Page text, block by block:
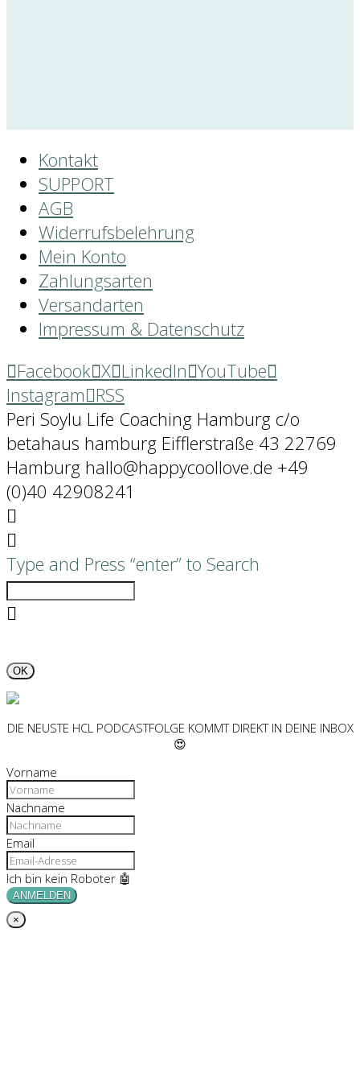
Kontakt
SUPPORT
AGB
Widerrufsbelehrung
Mein Konto
Zahlungsarten
Versandarten
Impressum & Datenschutz
Facebook X LinkedIn YouTube
Instagram RSS
Peri Soylu Life Coaching Hamburg c/o
betahaus hamburg Eifflerstraße 43 22769
Hamburg hallo@happycoollove.de +49
(0)40 42908241
Type and Press “enter” to Search
OK
DIE NEUSTE HCL PODCASTFOLGE KOMMT DIREKT IN DEINE INBOX
😍
Vorname
Nachname
Email
Ich bin kein Roboter 🤖
ANMELDEN
×